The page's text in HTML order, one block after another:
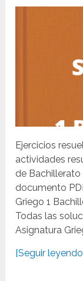
Ejercicios
actividades
de
documento
Griego 1
Todas las
Asignatura
[Seguir